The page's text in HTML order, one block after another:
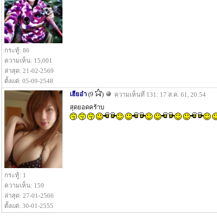
กระทู้: 86
ความเห็น: 15,001
ล่าสุด: 21-02-2569
ตั้งแต่: 05-09-2548
กระทู้: 1
ความเห็น: 159
ล่าสุด: 27-01-2566
ตั้งแต่: 30-01-2555
เฮียอ๋า (9 )
ความเห็นที่ 131: 17 ส.ค. 61, 20:54
สุดยอดคร้าบ